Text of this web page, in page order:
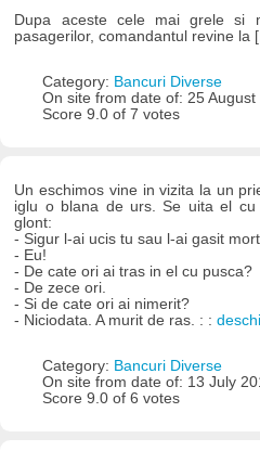
Dupa aceste cele mai grele si
pasagerilor, comandantul revine la
Category: Bancuri Diverse
On site from date of: 25 August
Score 9.0 of 7 votes
Un eschimos vine in vizita la un
iglu o blana de urs. Se uita el
glont:
- Sigur l-ai ucis tu sau l-ai gasit
- Eu!
- De cate ori ai tras in el cu pusca?
- De zece ori.
- Si de cate ori ai nimerit?
- Niciodata. A murit de ras. : :
Category: Bancuri Diverse
On site from date of: 13 July
Score 9.0 of 6 votes